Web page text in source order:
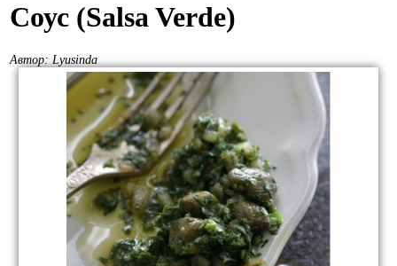
Соус (Salsa Verde)
Автор: Lyusinda